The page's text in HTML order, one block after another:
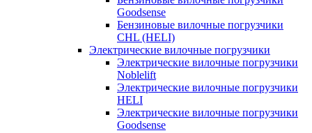
Goodsense
Бензиновые вилочные погрузчики
CHL (HELI)
Электрические вилочные погрузчики
Электрические вилочные погрузчики
Noblelift
Электрические вилочные погрузчики
HELI
Электрические вилочные погрузчики
Goodsense